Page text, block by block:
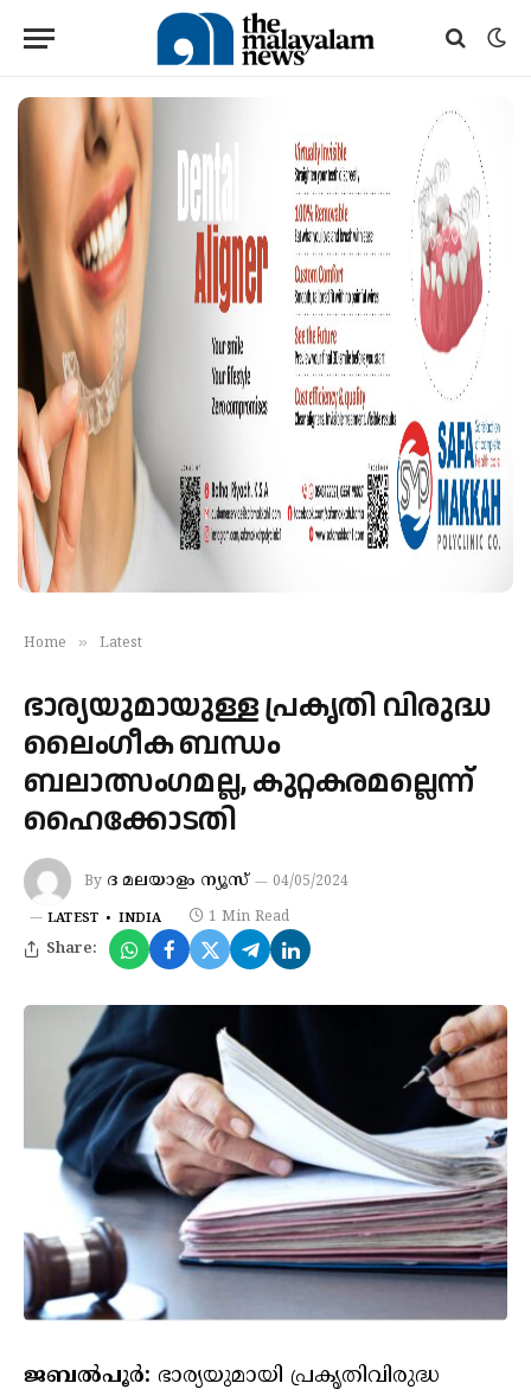
Home » Latest
ഭാര്യയുമായുള്ള പ്രകൃതി വിരുദ്ധ
ലൈംഗീക ബന്ധം
ബലാത്സംഗമല്ല, കുറ്റകരമല്ലെന്ന്
ഹൈക്കോടതി
By ദ മലയാളം ന്യൂസ് 04/05/2024
LATEST INDIA 1 Min Read
Share:
ജബൽപൂർ: ഭാര്യയുമായി പ്രകൃതിവിരുദ്ധ